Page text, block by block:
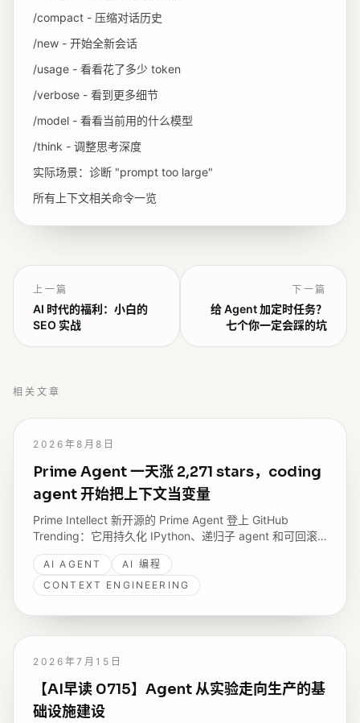
/compact - 压缩对话历史
/new - 开始全新会话
/usage - 看看花了多少 token
/verbose - 看到更多细节
/model - 看看当前用的什么模型
/think - 调整思考深度
实际场景：诊断 "prompt too large"
所有上下文相关命令一览
上一篇
AI 时代的福利：小白的
SEO 实战
下一篇
给 Agent 加定时任务？
七个你一定会踩的坑
相关文章
2026年8月8日
Prime Agent 一天涨 2,271 stars，coding
agent 开始把上下文当变量
Prime Intellect 新开源的 Prime Agent 登上 GitHub
Trending：它用持久化 IPython、递归子 agent 和可回滚
的 continual harness，尝试解决 coding agent 跑不久、
记不住、改不动自己的问题。
AI AGENT
AI 编程
CONTEXT ENGINEERING
2026年7月15日
【AI早读 0715】Agent 从实验走向生产的基
础设施建设